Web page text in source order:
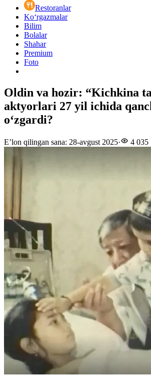
Restoranlar
Ko‘rgazmalar
Bilim
Bolalar
Shahar
Premium
Foto
Oldin va hozir: “Kichkina
aktyorlari 27 yil ichida
o‘zgardi?
E’lon qilingan sana: 28-avgust 2025· 4 035